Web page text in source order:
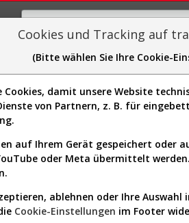
Sector-Spider Easy-Scan
Website:
Sektor:
Anzahl
Aktien:
(TKMS00 |
Cookies und Tracking auf
(Bitte wählen Sie Ihre Cookie-
Cookies, damit unsere Website
von Partnern, z. B. für
auf Ihrem Gerät gespeichert oder
oder Meta übermittelt
ablehnen oder Ihre
Cookie-Einstellungen im Footer